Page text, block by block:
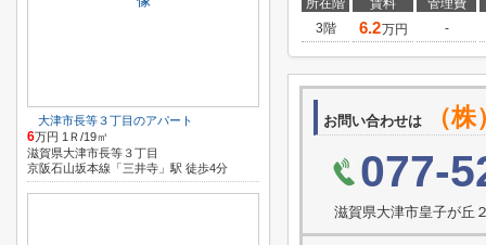
所在階 賃料
管理費
3階
6.2万円 -
お問い合わせは （
077-
滋賀県大津市皇子が丘
大津市長等３丁目のアパート
6万円 1Ｒ/19㎡
滋賀県大津市長等３丁目
京阪石山坂本線「三井寺」駅 徒歩4分